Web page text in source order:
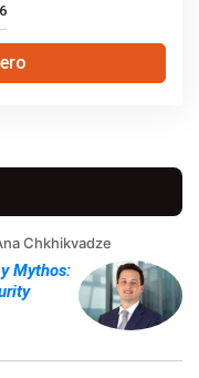
Chkhikvadze
Mythos: